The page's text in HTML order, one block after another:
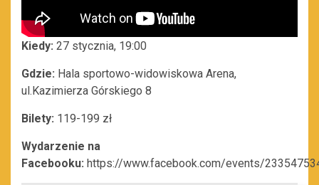
Kiedy: 27 stycznia, 19:00
Gdzie: Hala sportowo-widowiskowa Arena,
ul.Kazimierza Górskiego 8
Bilety: 119-199 zł
Wydarzenie na
Facebooku: https://www.facebook.com/events/